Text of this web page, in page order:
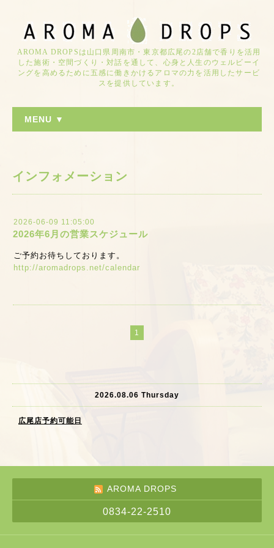
AROMA DROPSは山口県周南市・東京都広尾の2店舗で香りを活用
した施術・空間づくり・対話を通して、心身と人生のウェルビーイ
ングを高めるために五感に働きかけるアロマの力を活用したサービ
スを提供しています。
MENU ▼
インフォメーション
2026-06-09 11:05:00
2026年6月の営業スケジュール
ご予約お待ちしております。
http://aromadrops.net/calendar
1
2026.08.06 Thursday
広尾店予約可能日
AROMA DROPS
0834-22-2510